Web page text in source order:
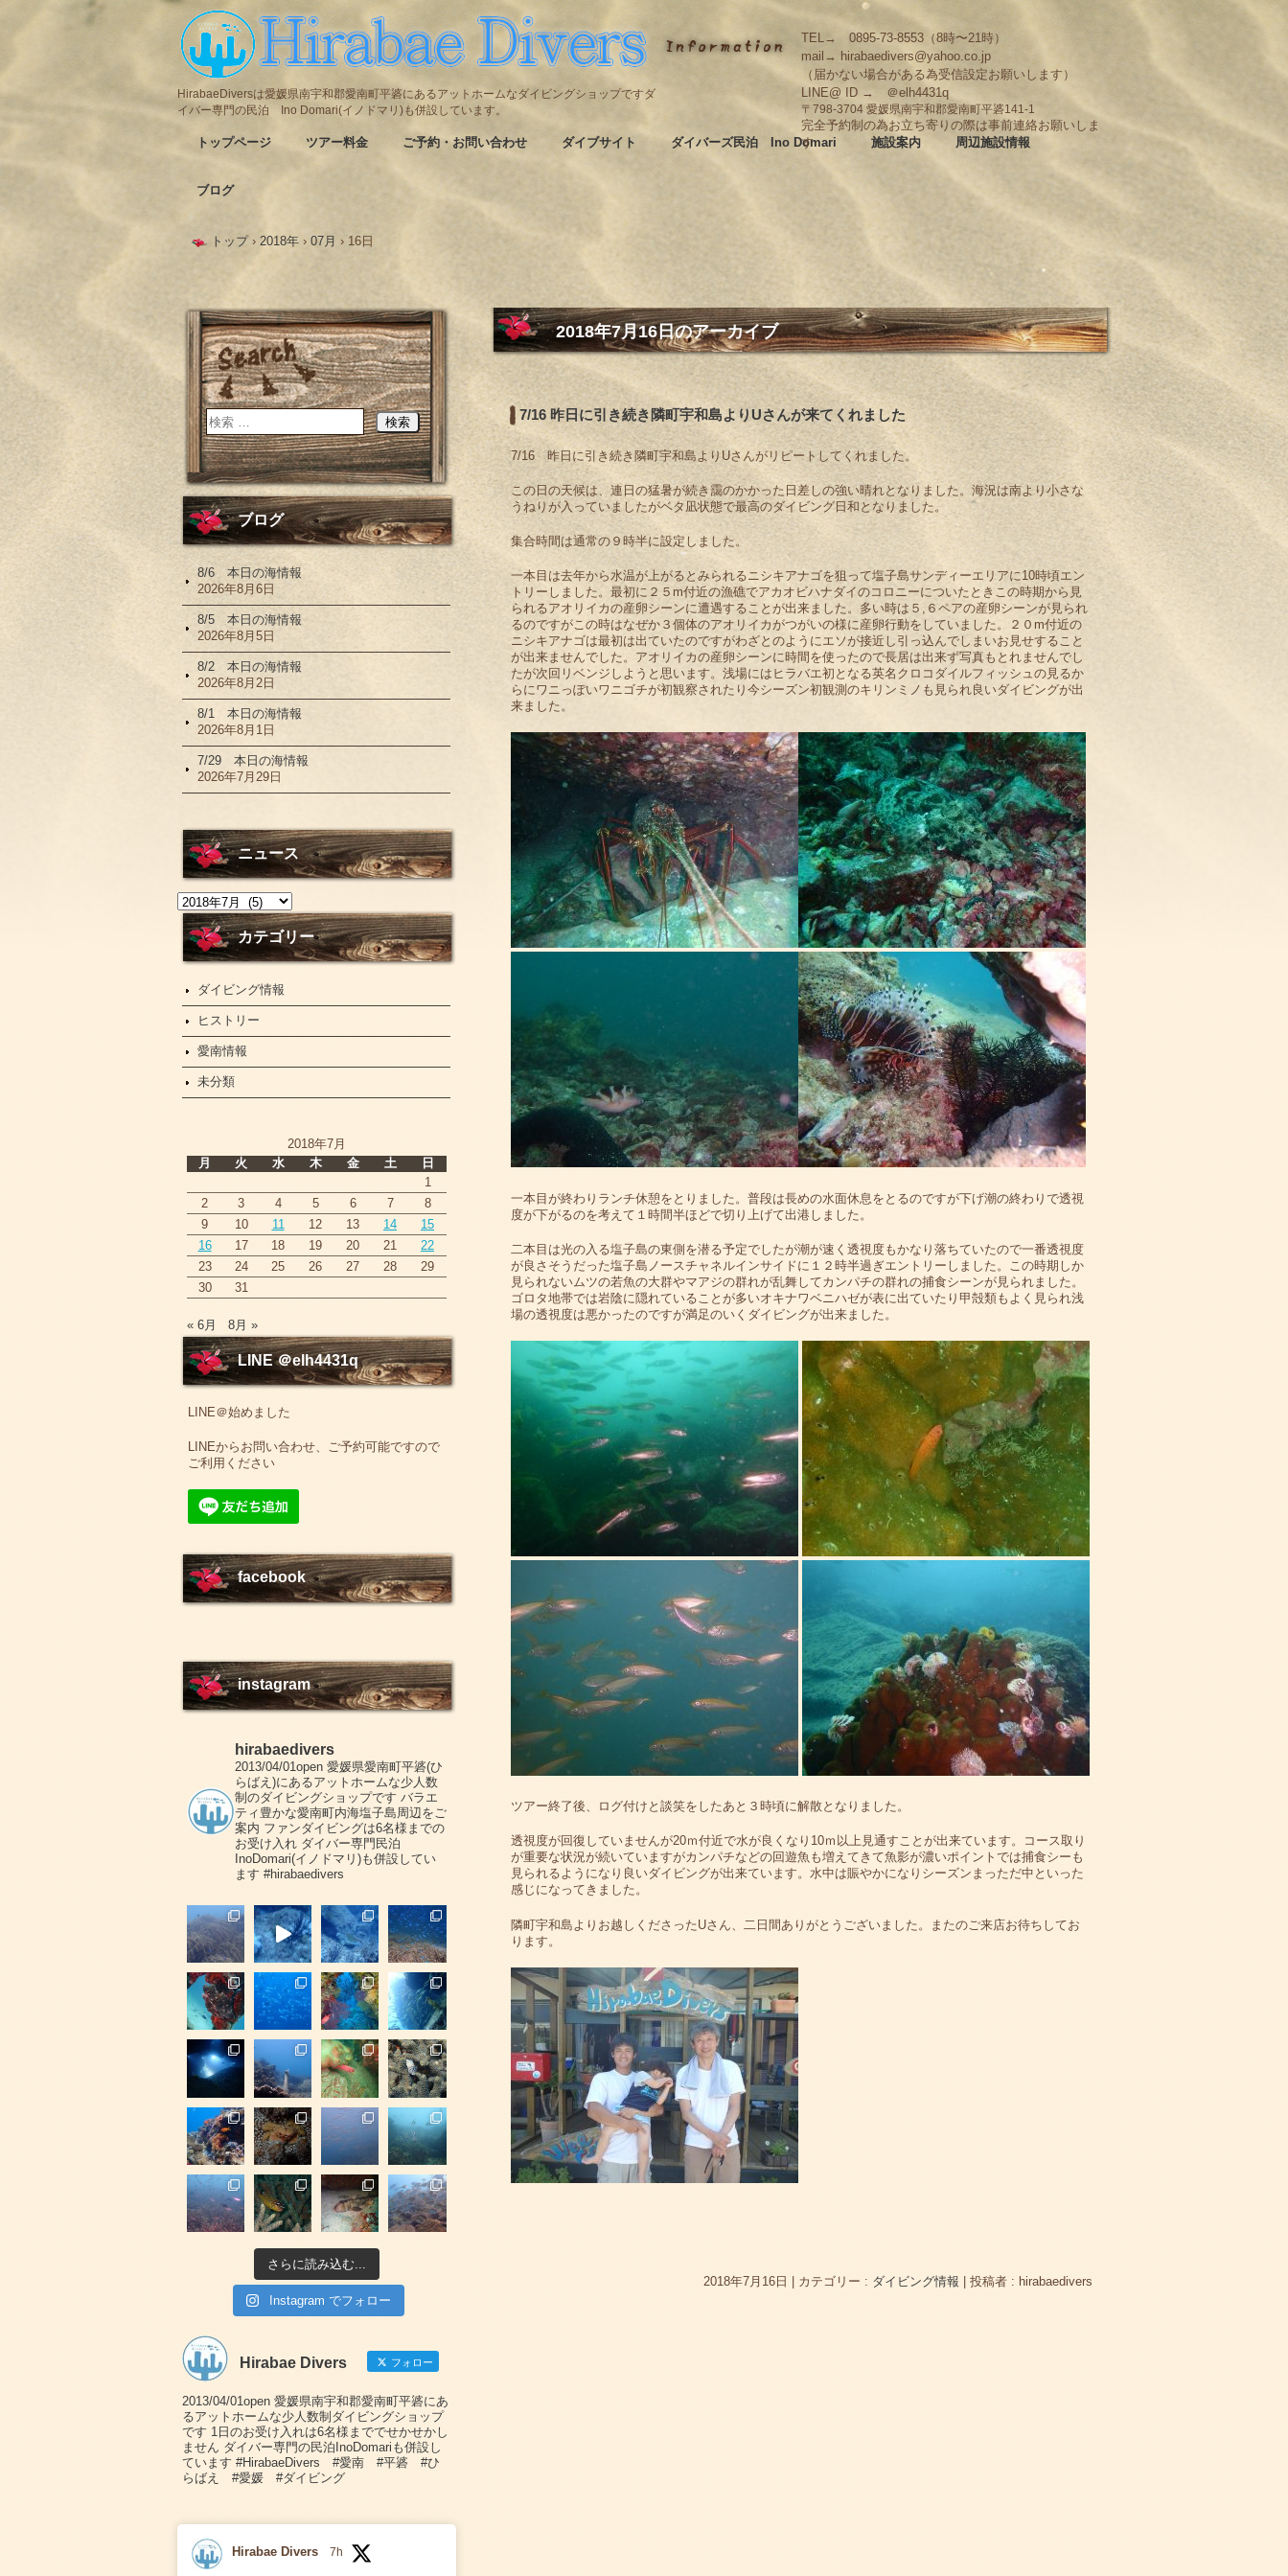
HirabaeDiversは愛媛県南宇和郡愛南町平碆にあるアットホームなダイビングショップですダ
イバー専門の民泊 Ino Domari(イノドマリ)も併設しています。
TEL→ 0895-73-8553（8時〜21時）
mail→ hirabaedivers@yahoo.co.jp
（届かない場合がある為受信設定お願いします）
LINE@ ID → ＠elh4431q
〒798-3704 愛媛県南宇和郡愛南町平碆141-1
完全予約制の為お立ち寄りの際は事前連絡お願いしま
す
トップページ ツアー料金 ご予約・お問い合わせ ダイブサイト ダイバーズ民泊 Ino Domari 施設案内 周辺施設情報
ブログ
トップ › 2018年 › 07月 › 16日
2018年7月16日のアーカイブ
7/16 昨日に引き続き隣町宇和島よりUさんが来てくれました
7/16 昨日に引き続き隣町宇和島よりUさんがリピートしてくれました。
この日の天候は、連日の猛暑が続き靄のかかった日差しの強い晴れとなりました。海況は南より小さな
うねりが入っていましたがベタ凪状態で最高のダイビング日和となりました。
集合時間は通常の９時半に設定しました。
一本目は去年から水温が上がるとみられるニシキアナゴを狙って塩子島サンディーエリアに10時頃エン
トリーしました。最初に２５m付近の漁礁でアカオビハナダイのコロニーについたときこの時期から見
られるアオリイカの産卵シーンに遭遇することが出来ました。多い時は５,６ペアの産卵シーンが見られ
るのですがこの時はなぜか３個体のアオリイカがつがいの様に産卵行動をしていました。２０m付近の
ニシキアナゴは最初は出ていたのですがわざとのようにエソが接近し引っ込んでしまいお見せすること
が出来ませんでした。アオリイカの産卵シーンに時間を使ったので長居は出来ず写真もとれませんでし
たが次回リベンジしようと思います。浅場にはヒラバエ初となる英名クロコダイルフィッシュの見るか
らにワニっぽいワニゴチが初観察されたり今シーズン初観測のキリンミノも見られ良いダイビングが出
来ました。
一本目が終わりランチ休憩をとりました。普段は長めの水面休息をとるのですが下げ潮の終わりで透視
度が下がるのを考えて１時間半ほどで切り上げて出港しました。
二本目は光の入る塩子島の東側を潜る予定でしたが潮が速く透視度もかなり落ちていたので一番透視度
が良さそうだった塩子島ノースチャネルインサイドに１２時半過ぎエントリーしました。この時期しか
見られないムツの若魚の大群やマアジの群れが乱舞してカンパチの群れの捕食シーンが見られました。
ゴロタ地帯では岩陰に隠れていることが多いオキナワベニハゼが表に出ていたり甲殻類もよく見られ浅
場の透視度は悪かったのですが満足のいくダイビングが出来ました。
ツアー終了後、ログ付けと談笑をしたあと３時頃に解散となりました。
透視度が回復していませんが20ｍ付近で水が良くなり10ｍ以上見通すことが出来ています。コース取り
が重要な状況が続いていますがカンパチなどの回遊魚も増えてきて魚影が濃いポイントでは捕食シーも
見られるようになり良いダイビングが出来ています。水中は賑やかになりシーズンまっただ中といった
感じになってきました。
隣町宇和島よりお越しくださったUさん、二日間ありがとうございました。またのご来店お待ちしてお
ります。
2018年7月16日 カテゴリー : ダイビング情報 投稿者 : hirabaedivers
ブログ
8/6 本日の海情報
2026年8月6日
8/5 本日の海情報
2026年8月5日
8/2 本日の海情報
2026年8月2日
8/1 本日の海情報
2026年8月1日
7/29 本日の海情報
2026年7月29日
ニュース
ニ
ュ
ー
カテゴリー
ダイビング情報
ヒストリー
愛南情報
未分類
2018年7月
月
火 水 木 金 土
日
1
2
3 4 5 6 7
8
9
10 11 12 13 14
15
16
17 18 19 20 21
22
23
24 25 26 27 28
29
30
31
« 6月 8月 »
LINE ＠elh4431q
LINE＠始めました
LINEからお問い合わせ、ご予約可能ですので
ご利用ください
facebook
instagram
hirabaedivers
2013/04/01open愛媛県愛南町平碆(ひ
らばえ)にあるアットホームな少人数
制のダイビングショップです バラエ
ティ豊かな愛南町内海塩子島周辺をご
案内 ファンダイビングは6名様までの
お受け入れダイバー専門民泊
InoDomari(イノドマリ)も併設してい
ます #hirabaedivers
さらに読み込む...
Instagram でフォロー
Hirabae Divers フォロー
2013/04/01open 愛媛県南宇和郡愛南町平碆にあ
るアットホームな少人数制ダイビングショップ
です 1日のお受け入れは6名様まででせかせかし
ません ダイバー専門の民泊InoDomariも併設し
ています #HirabaeDivers #愛南 #平碆 #ひ
らばえ #愛媛 #ダイビング
Hirabae Divers 7h